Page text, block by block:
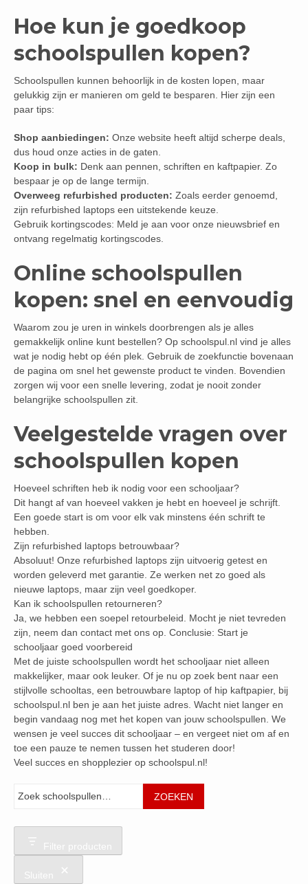
Hoe kun je goedkoop
schoolspullen kopen?
Schoolspullen kunnen behoorlijk in de kosten lopen, maar
gelukkig zijn er manieren om geld te besparen. Hier zijn een
paar tips:
Shop aanbiedingen: Onze website heeft altijd scherpe deals,
dus houd onze acties in de gaten.
Koop in bulk: Denk aan pennen, schriften en kaftpapier. Zo
bespaar je op de lange termijn.
Overweeg refurbished producten: Zoals eerder genoemd,
zijn refurbished laptops een uitstekende keuze.
Gebruik kortingscodes: Meld je aan voor onze nieuwsbrief en
ontvang regelmatig kortingscodes.
Online schoolspullen
kopen: snel en eenvoudig
Waarom zou je uren in winkels doorbrengen als je alles
gemakkelijk online kunt bestellen? Op schoolspul.nl vind je alles
wat je nodig hebt op één plek. Gebruik de zoekfunctie bovenaan
de pagina om snel het gewenste product te vinden. Bovendien
zorgen wij voor een snelle levering, zodat je nooit zonder
belangrijke schoolspullen zit.
Veelgestelde vragen over
schoolspullen kopen
Hoeveel schriften heb ik nodig voor een schooljaar?
Dit hangt af van hoeveel vakken je hebt en hoeveel je schrijft.
Een goede start is om voor elk vak minstens één schrift te
hebben.
Zijn refurbished laptops betrouwbaar?
Absoluut! Onze refurbished laptops zijn uitvoerig getest en
worden geleverd met garantie. Ze werken net zo goed als
nieuwe laptops, maar zijn veel goedkoper.
Kan ik schoolspullen retourneren?
Ja, we hebben een soepel retourbeleid. Mocht je niet tevreden
zijn, neem dan contact met ons op. Conclusie: Start je
schooljaar goed voorbereid
Met de juiste schoolspullen wordt het schooljaar niet alleen
makkelijker, maar ook leuker. Of je nu op zoek bent naar een
stijlvolle schooltas, een betrouwbare laptop of hip kaftpapier, bij
schoolspul.nl ben je aan het juiste adres. Wacht niet langer en
begin vandaag nog met het kopen van jouw schoolspullen. We
wensen je veel succes dit schooljaar – en vergeet niet om af en
toe een pauze te nemen tussen het studeren door!
Veel succes en shopplezier op schoolspul.nl!
Zoeken
ZOEKEN
Filter producten
Sluiten